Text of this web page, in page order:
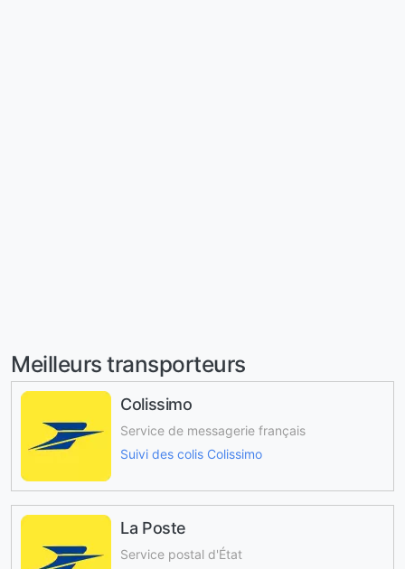
Meilleurs transporteurs
Colissimo
Service de messagerie français
Suivi des colis Colissimo
La Poste
Service postal d'État